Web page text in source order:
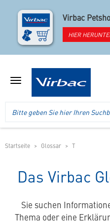
Virbac
HIER
Menü
Virbac
Ihr
Shop
spezielles
Tierfutter
Header
mobilen
Startseite Glossar T
Das Virbac
Sie suchen
Thema oder eine